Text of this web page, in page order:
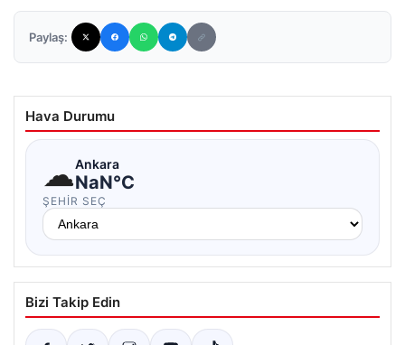
Paylaş:
Hava Durumu
☁Ankara
NaN°C
ŞEHIR SEÇ
Bizi Takip Edin